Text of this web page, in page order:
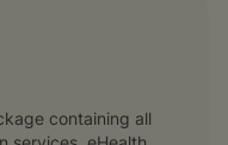
containing all